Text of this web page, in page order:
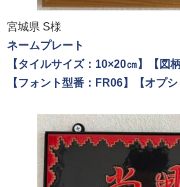
宮城県 S様
ネームプレート
【タイルサイズ：10×20㎝】【図
【フォント型番：FR06】【オプ